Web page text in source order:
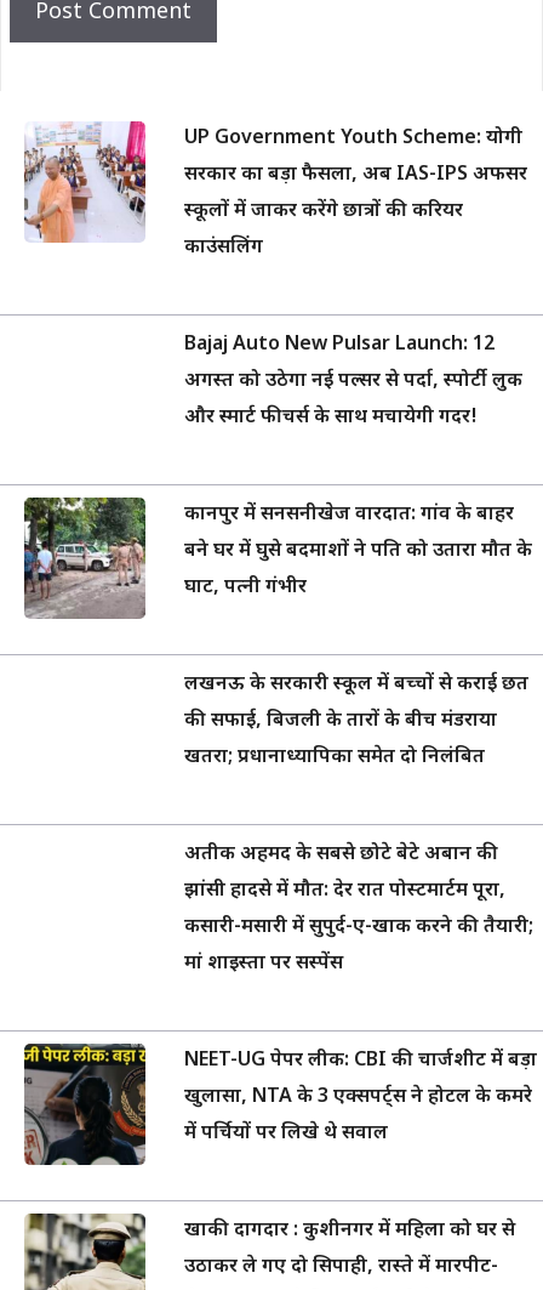
UP Government Youth Scheme: योगी
सरकार का बड़ा फैसला, अब IAS-IPS अफसर
स्कूलों में जाकर करेंगे छात्रों की करियर
काउंसलिंग
Bajaj Auto New Pulsar Launch: 12
अगस्त को उठेगा नई पल्सर से पर्दा, स्पोर्टी लुक
और स्मार्ट फीचर्स के साथ मचायेगी गदर!
कानपुर में सनसनीखेज वारदात: गांव के बाहर
बने घर में घुसे बदमाशों ने पति को उतारा मौत के
घाट, पत्नी गंभीर
लखनऊ के सरकारी स्कूल में बच्चों से कराई छत
की सफाई, बिजली के तारों के बीच मंडराया
खतरा; प्रधानाध्यापिका समेत दो निलंबित
अतीक अहमद के सबसे छोटे बेटे अबान की
झांसी हादसे में मौत: देर रात पोस्टमार्टम पूरा,
कसारी-मसारी में सुपुर्द-ए-खाक करने की तैयारी;
मां शाइस्ता पर सस्पेंस
NEET-UG पेपर लीक: CBI की चार्जशीट में बड़ा
खुलासा, NTA के 3 एक्सपर्ट्स ने होटल के कमरे
में पर्चियों पर लिखे थे सवाल
खाकी दागदार : कुशीनगर में महिला को घर से
उठाकर ले गए दो सिपाही, रास्ते में मारपीट-